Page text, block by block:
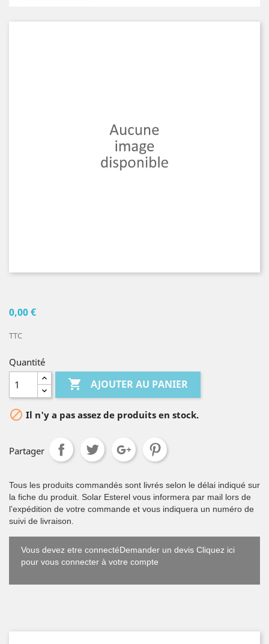
0,00 €
TTC
Quantité
 AJOUTER AU PANIER
 Il n'y a pas assez de produits en stock.
Partager
Tous les produits commandés sont livrés selon le délai indiqué sur
la fiche du produit. Solar Esterel vous informera par mail lors de
l’expédition de votre commande et vous indiquera un numéro de
suivi de livraison.
Vous devez etre connectéDemander un devis Cliquez ici
pour vous connecter à votre compte